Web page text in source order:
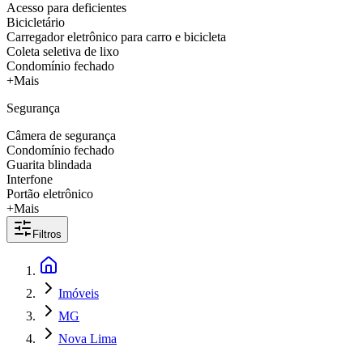
Acesso para deficientes
Bicicletário
Carregador eletrônico para carro e bicicleta
Coleta seletiva de lixo
Condomínio fechado
+Mais
Segurança
Câmera de segurança
Condomínio fechado
Guarita blindada
Interfone
Portão eletrônico
+Mais
Filtros
Imóveis
MG
Nova Lima